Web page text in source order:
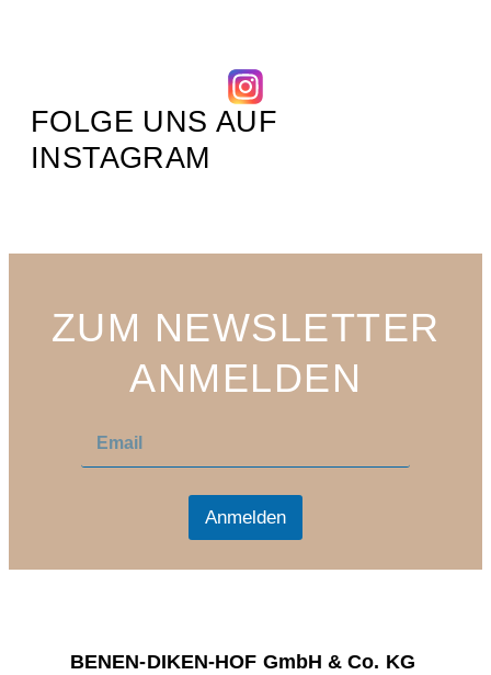
FOLGE UNS AUF
INSTAGRAM
ZUM NEWSLETTER
ANMELDEN
a
Anmelden
BENEN-DIKEN-HOF GmbH & Co. KG